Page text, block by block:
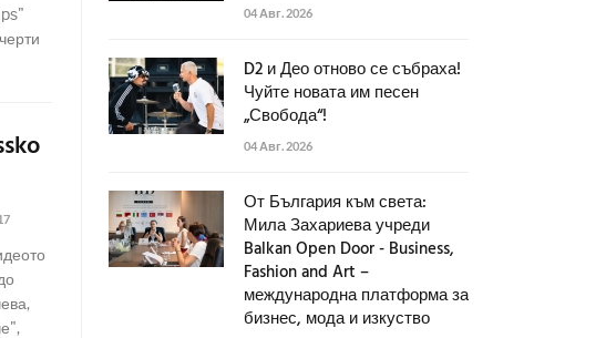
04 Авг. 2026
D2 и Део отново се събраха!
Чуйте новата им песен
„Свобода“!
04 Авг. 2026
От България към света:
Мила Захариева учреди
Balkan Open Door - Business,
Fashion and Art –
международна платформа за
бизнес, мода и изкуство